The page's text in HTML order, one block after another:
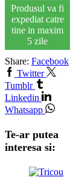
Produsul va fi
expediat catre
tine in maxim
5 zile
Share: Facebook
Twitter
Tumblr
Linkedin
Whatsapp
Te-ar putea
interesa si: